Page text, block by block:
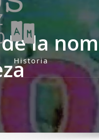
Historia
la